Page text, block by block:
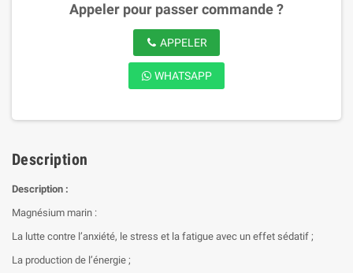
Appeler pour passer commande ?
APPELER
WHATSAPP
Description
Description :
Magnésium marin :
La lutte contre l’anxiété, le stress et la fatigue avec un effet sédatif ;
La production de l’énergie ;